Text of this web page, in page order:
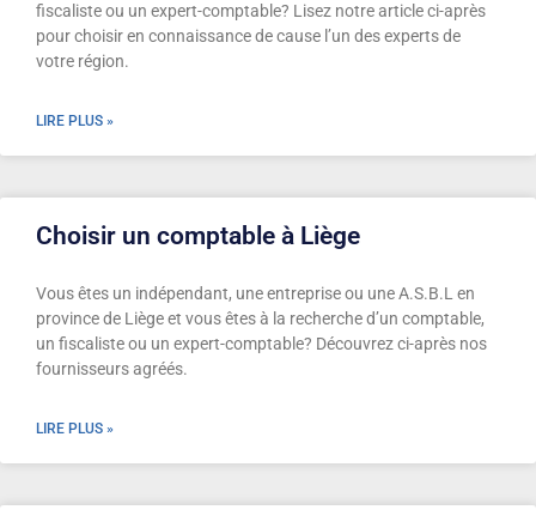
fiscaliste ou un expert-comptable? Lisez notre article ci-après
pour choisir en connaissance de cause l’un des experts de
votre région.
LIRE PLUS »
Choisir un comptable à Liège
Vous êtes un indépendant, une entreprise ou une A.S.B.L en
province de Liège et vous êtes à la recherche d’un comptable,
un fiscaliste ou un expert-comptable? Découvrez ci-après nos
fournisseurs agréés.
LIRE PLUS »